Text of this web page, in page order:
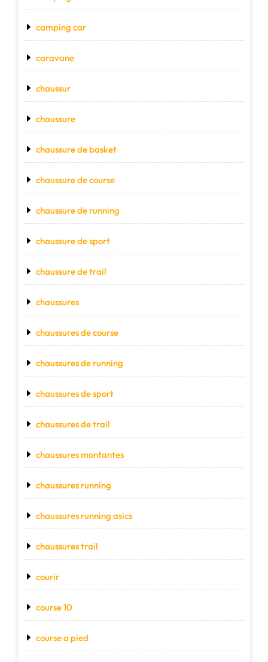
camping car
caravane
chaussur
chaussure
chaussure de basket
chaussure de course
chaussure de running
chaussure de sport
chaussure de trail
chaussures
chaussures de course
chaussures de running
chaussures de sport
chaussures de trail
chaussures montantes
chaussures running
chaussures running asics
chaussures trail
courir
course 10
course a pied